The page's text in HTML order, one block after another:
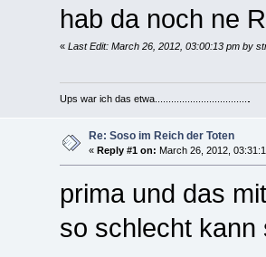
hab da noch ne
« Last Edit: March 26, 2012, 03:00:13 pm by
Ups war ich das etwa...................................
Re: Soso im Reich der Toten
« Reply #1 on: March 26, 2012,
prima und das
so schlecht